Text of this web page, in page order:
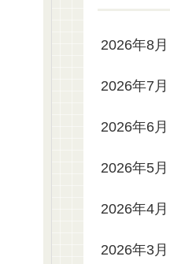
2026年8月
2026年7月
2026年6月
2026年5月
2026年4月
2026年3月